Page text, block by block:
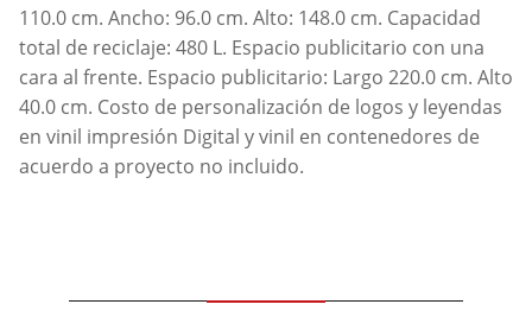
110.0 cm. Ancho: 96.0 cm. Alto: 148.0 cm. Capacidad
total de reciclaje: 480 L. Espacio publicitario con una
cara al frente. Espacio publicitario: Largo 220.0 cm. Alto
40.0 cm. Costo de personalización de logos y leyendas
en vinil impresión Digital y vinil en contenedores de
acuerdo a proyecto no incluido.